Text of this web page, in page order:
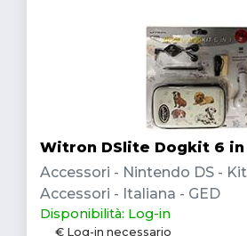
Witron DSlite Dogkit 6 in
Accessori - Nintendo DS -
Accessori - Italiana - GED
Disponibilità: Log-in
€ Log-in necessario